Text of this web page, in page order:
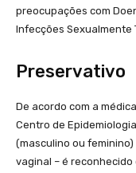
preocupações com
Infecções Sexualmente
Preservativo
De acordo com a
Centro de
(masculino ou
vaginal – é